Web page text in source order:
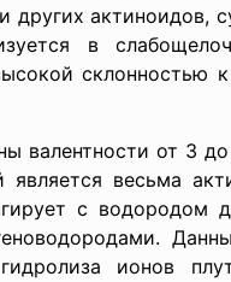
актиноидов,
в
склонностью
от 3 до 7.
весьма
с
ионов